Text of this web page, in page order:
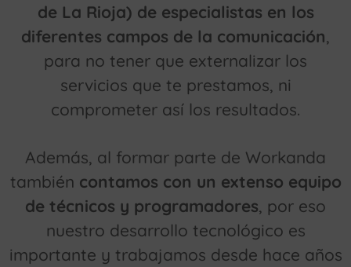
de La Rioja) de especialistas en los
diferentes campos de la comunicación,
para no tener que externalizar los
servicios que te prestamos, ni
comprometer así los resultados.
Además, al formar parte de Workanda
también contamos con un extenso equipo
de técnicos y programadores, por eso
nuestro desarrollo tecnológico es
importante y trabajamos desde hace años